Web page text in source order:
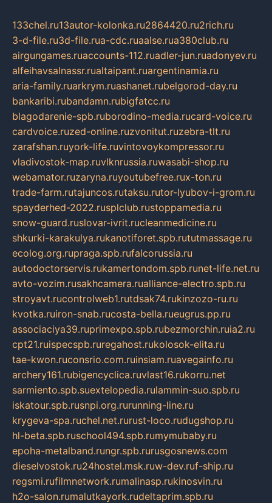
133chel.ru13autor-kolonka.ru2864420.ru2rich.ru
3-d-file.ru3d-file.rua-cdc.ruaalse.rua380club.ru
airgungames.ruaccounts-112.ruadler-jun.ruadonyev.ru
alfeihavsalnassr.rualtaipant.ruargentinamia.ru
aria-family.ruarkrym.ruashanet.rubelgorod-day.ru
bankaribi.rubandamn.rubigfatcc.ru
blagodarenie-spb.ruborodino-media.rucard-voice.ru
cardvoice.ruzed-online.ruzvonitut.ruzebra-tlt.ru
zarafshan.ruyork-life.ruvintovoykompressor.ru
vladivostok-map.ruvlknrussia.ruwasabi-shop.ru
webamator.ruzaryna.ruyoutubefree.rux-ton.ru
trade-farm.rutajuncos.rutaksu.rutor-lyubov-i-grom.ru
spayderhed-2022.rusplclub.rustoppamedia.ru
snow-guard.ruslovar-ivrit.rucleanmedicine.ru
shkurki-karakulya.rukanotiforet.spb.rututmassage.ru
ecolog.org.rupraga.spb.rufalcorussia.ru
autodoctorservis.rukamertondom.spb.runet-life.net.ru
avto-vozim.rusakhcamera.rualliance-electro.spb.ru
stroyavt.rucontrolweb1.rutdsak74.rukinzozo-ru.ru
kvotka.ruiron-snab.rucosta-bella.rueugrus.pp.ru
associaciya39.ruprimexpo.spb.rubezmorchin.ruia2.ru
cpt21.ruispecspb.ruregahost.rukolosok-elita.ru
tae-kwon.ruconsrio.com.ruinsiam.ruavegainfo.ru
archery161.rubigencyclica.ruvlast16.rukorru.net
sarmiento.spb.suextelopedia.rulammin-suo.spb.ru
iskatour.spb.rusnpi.org.rurunning-line.ru
krygeva-spa.ruchel.net.rurust-loco.rudugshop.ru
hl-beta.spb.ruschool494.spb.rumymubaby.ru
epoha-metalband.rungr.spb.rurusgosnews.com
dieselvostok.ru24hostel.msk.ruw-dev.ruf-ship.ru
regsmi.rufilmnetwork.rumalinasp.rukinosvin.ru
h2o-salon.rumalutkayork.rudeltaprim.spb.ru